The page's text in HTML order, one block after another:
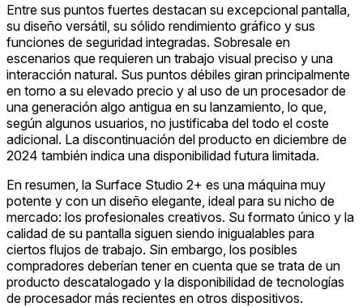
Entre sus puntos fuertes destacan su excepcional pantalla,
su diseño versátil, su sólido rendimiento gráfico y sus
funciones de seguridad integradas. Sobresale en
escenarios que requieren un trabajo visual preciso y una
interacción natural. Sus puntos débiles giran principalmente
en torno a su elevado precio y al uso de un procesador de
una generación algo antigua en su lanzamiento, lo que,
según algunos usuarios, no justificaba del todo el coste
adicional. La discontinuación del producto en diciembre de
2024 también indica una disponibilidad futura limitada.
En resumen, la Surface Studio 2+ es una máquina muy
potente y con un diseño elegante, ideal para su nicho de
mercado: los profesionales creativos. Su formato único y la
calidad de su pantalla siguen siendo inigualables para
ciertos flujos de trabajo. Sin embargo, los posibles
compradores deberían tener en cuenta que se trata de un
producto descatalogado y la disponibilidad de tecnologías
de procesador más recientes en otros dispositivos.